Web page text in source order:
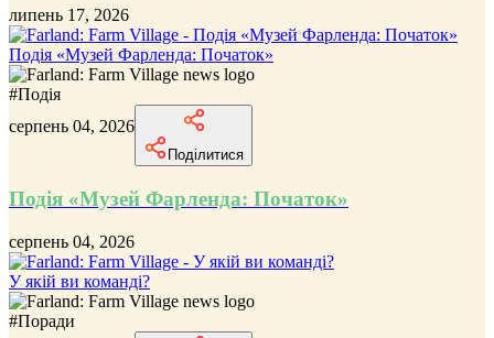
липень 17, 2026
Подія «Музей Фарленда: Початок»
#Подія
серпень 04, 2026
Поділитися
Подія «Музей Фарленда: Початок»
серпень 04, 2026
У якій ви команді?
#Поради